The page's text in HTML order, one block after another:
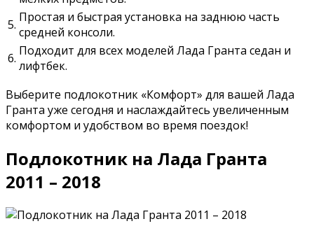
5. Простая и быстрая установка на заднюю часть
средней консоли.
6. Подходит для всех моделей Лада Гранта седан и
лифтбек.
Выберите подлокотник «Комфорт» для вашей Лада
Гранта уже сегодня и наслаждайтесь увеличенным
комфортом и удобством во время поездок!
Подлокотник на Лада Гранта
2011 – 2018